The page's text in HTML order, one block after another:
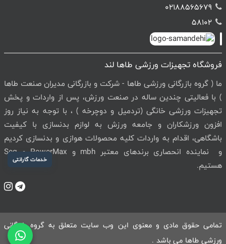
خدمات گارانتی
02188565679
58102
فروشگاه تجهیزات ورزشی طاها لند
ما ( گروه بازرگانی ورزشی طاها - شرکت و بازرگانی مدیران صنعت طاها
) با فعالیتی چندین ساله در صنعت ورزش، پس از واردات و پخش
تجهیزات ورزشی خانگی (تردمیل و دوچرخه ) ، با توجه به نیاز روز
افزون ورزشکاران و جامعه ورزش به لوازم بدنسازی با کیفیت
باشگاهی، اقدام به واردات کلیه محصولات هوازی و بدنسازی کردیم
و نماینده انحصاری برندهای معتبر mbh و PowerMax و Seg
هستیم.
تمامی حقوق مادی و معنوی این وب سایت متعلق به گروه بازرگانی
ورزشی طاها می باشد .